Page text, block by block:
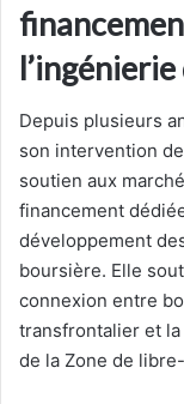
Depuis plusieurs
son intervention
soutien aux
financement
développement
boursière. Elle
connexion entre
transfrontalier et
de la Zone de